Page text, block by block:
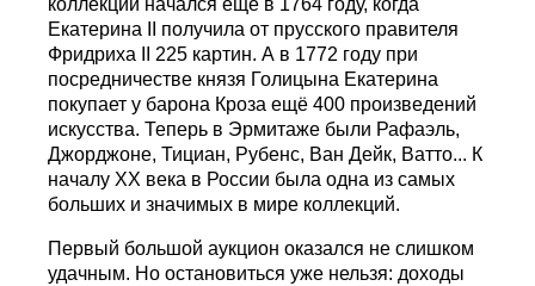
Екатерина II получила от прусского правителя
Фридриха II 225 картин. А в 1772 году при
посредничестве князя Голицына Екатерина
покупает у барона Кроза ещё 400 произведений
искусства. Теперь в Эрмитаже были Рафаэль,
Джорджоне, Тициан, Рубенс, Ван Дейк, Ватто... К
началу ХХ века в России была одна из самых
больших и значимых в мире коллекций.
Первый большой аукцион оказался не слишком
удачным. Но остановиться уже нельзя: доходы